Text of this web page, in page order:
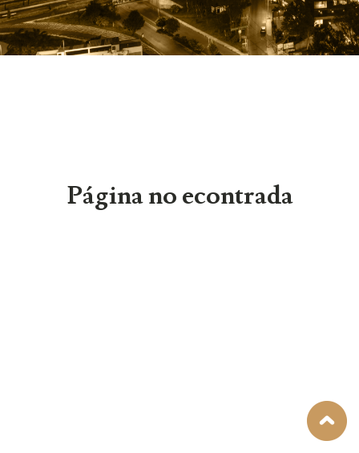
Página no econtrada